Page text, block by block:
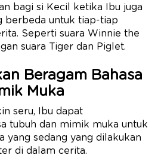
bagi si Kecil ketika Ibu juga
berbeda untuk tiap-tiap
Seperti suara Winnie the
suara Tiger dan Piglet.
Beragam Bahasa
Muka
seru, Ibu dapat
tubuh dan mimik muka untuk
yang sedang yang dilakukan
di dalam cerita.